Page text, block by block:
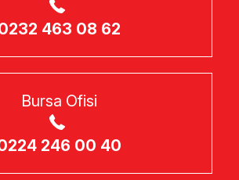
463 08 62
Bursa Ofisi
246 00 40